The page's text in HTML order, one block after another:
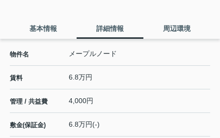
基本情報 詳細情報 周辺環境
物件名 メープルノード
賃料 6.8万円
管理 / 共益費 4,000円
敷金(保証金) 6.8万円(-)